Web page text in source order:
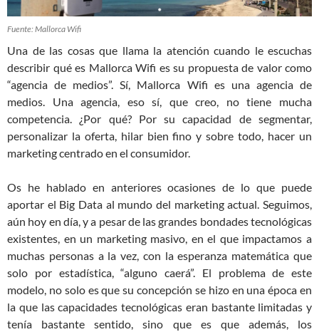
Fuente: Mallorca Wifi
Una de las cosas que llama la atención cuando le escuchas
describir qué es Mallorca Wifi es su propuesta de valor como
“agencia de medios”. Sí, Mallorca Wifi es una agencia de
medios. Una agencia, eso sí, que creo, no tiene mucha
competencia. ¿Por qué? Por su capacidad de segmentar,
personalizar la oferta, hilar bien fino y sobre todo, hacer un
marketing centrado en el consumidor.
Os he hablado en anteriores ocasiones de lo que puede
aportar el Big Data al mundo del marketing actual. Seguimos,
aún hoy en día, y a pesar de las grandes bondades tecnológicas
existentes, en un marketing masivo, en el que impactamos a
muchas personas a la vez, con la esperanza matemática que
solo por estadística, “alguno caerá”. El problema de este
modelo, no solo es que su concepción se hizo en una época en
la que las capacidades tecnológicas eran bastante limitadas y
tenía bastante sentido, sino que es que además, los